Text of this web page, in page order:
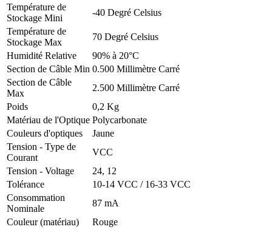
Température de
Stockage Mini
-40 Degré Celsius
Température de
Stockage Max
70 Degré Celsius
Humidité Relative
90% à 20°C
Section de Câble Min 0.500 Millimètre Carré
Section de Câble
Max
2.500 Millimètre Carré
Poids
0,2 Kg
Matériau de l'Optique Polycarbonate
Couleurs d'optiques
Jaune
Tension - Type de
Courant
VCC
Tension - Voltage
24, 12
Tolérance
10-14 VCC / 16-33 VCC
Consommation
Nominale
87 mA
Couleur (matériau)
Rouge